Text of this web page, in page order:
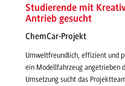
Studierende mit
Antrieb gesucht
ChemCar-Projekt
Umweltfreundlich, effizient und
ein Modellfahrzeug angetrieben
Umsetzung sucht das